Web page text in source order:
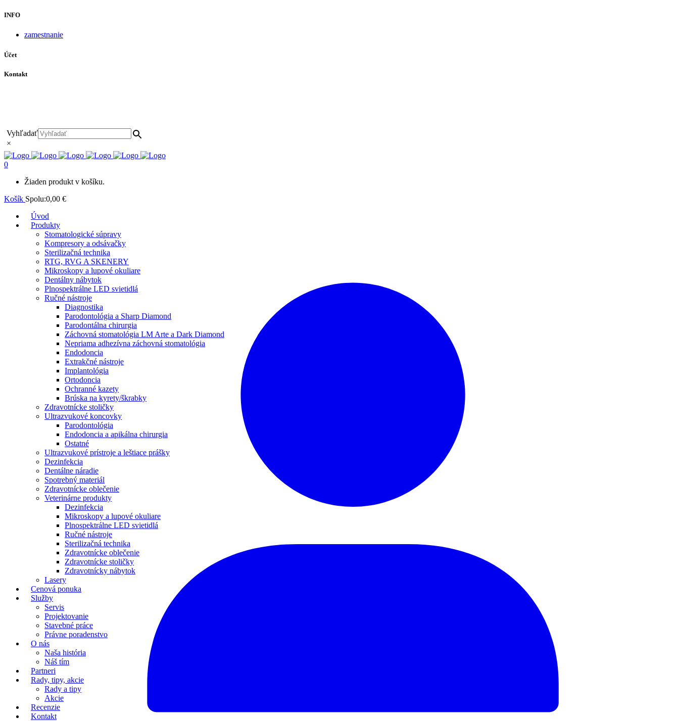
INFO
zamestnanie
Účet
Kontakt
Vyhľadať
×
0
Žiaden produkt v košíku.
Košík Spolu:0,00 €
Úvod
Produkty
Stomatologické súpravy
Kompresory a odsávačky
Sterilizačná technika
RTG, RVG A SKENERY
Mikroskopy a lupové okuliare
Dentálny nábytok
Plnospektrálne LED svietidlá
Ručné nástroje
Diagnostika
Parodontológia a Sharp Diamond
Parodontálna chirurgia
Záchovná stomatológia LM Arte a Dark Diamond
Nepriama adhezívna záchovná stomatológia
Endodoncia
Extrakčné nástroje
Implantológia
Ortodoncia
Ochranné kazety
Brúska na kyrety/škrabky
Zdravotnícke stoličky
Ultrazvukové koncovky
Parodontológia
Endodoncia a apikálna chirurgia
Ostatné
Ultrazvukové prístroje a leštiace prášky
Dezinfekcia
Dentálne náradie
Spotrebný materiál
Zdravotnícke oblečenie
Veterinárne produkty
Dezinfekcia
Mikroskopy a lupové okuliare
Plnospektrálne LED svietidlá
Ručné nástroje
Sterilizačná technika
Zdravotnícke oblečenie
Zdravotnícke stoličky
Zdravotnícky nábytok
Lasery
Cenová ponuka
Služby
Servis
Projektovanie
Stavebné práce
Právne poradenstvo
O nás
Naša história
Náš tím
Partneri
Rady, tipy, akcie
Rady a tipy
Akcie
Recenzie
Kontakt